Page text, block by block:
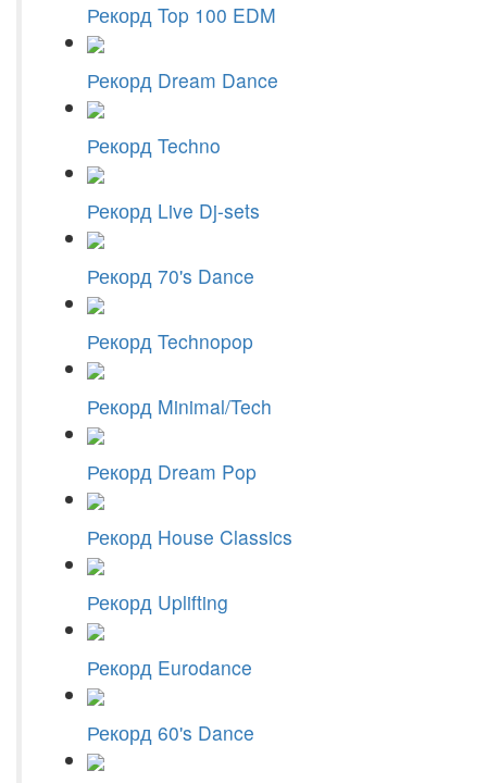
Рекорд Top 100 EDM
Рекорд Dream Dance
Рекорд Techno
Рекорд Live Dj-sets
Рекорд 70's Dance
Рекорд Technopop
Рекорд Minimal/Tech
Рекорд Dream Pop
Рекорд House Classics
Рекорд Uplifting
Рекорд Eurodance
Рекорд 60's Dance